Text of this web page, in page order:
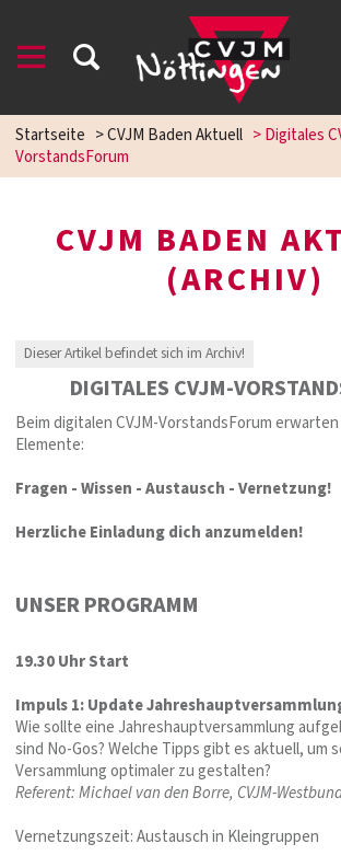
Startseite >CVJM Baden Aktuell >Digitales
VorstandsForum
CVJM BADEN
(ARCHIV)
Dieser Artikel befindet sich im Archiv!
DIGITALES CVJM-
Beim digitalen CVJM-VorstandsForum
Elemente:
Fragen - Wissen - Austausch - Vernetzung!
Herzliche Einladung dich anzumelden!
UNSER PROGRAMM
19.30 Uhr Start
Impuls 1: Update
Wie sollte eine Jahreshauptversammlung
sind No-Gos? Welche Tipps gibt es aktuell, um
Versammlung optimaler zu gestalten?
Referent: Michael van den Borre, CVJM-
Vernetzungszeit: Austausch in Kleingruppen